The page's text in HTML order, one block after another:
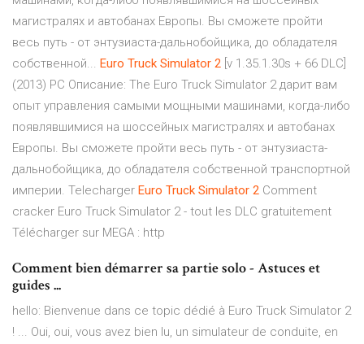
магистралях и автобанах Европы. Вы сможете пройти
весь путь - от энтузиаста-дальнобойщика, до обладателя
собственной... Euro Truck Simulator 2 [v 1.35.1.30s + 66 DLC]
(2013) PC Описание: The Euro Truck Simulator 2 дарит вам
опыт управления самыми мощными машинами, когда-либо
появлявшимися на шоссейных магистралях и автобанах
Европы. Вы сможете пройти весь путь - от энтузиаста-
дальнобойщика, до обладателя собственной транспортной
империи. Telecharger Euro Truck Simulator 2 Comment
cracker Euro Truck Simulator 2 - tout les DLC gratuitement
Télécharger sur MEGA : http
Comment bien démarrer sa partie solo - Astuces et
guides ...
hello: Bienvenue dans ce topic dédié à Euro Truck Simulator 2
! ... Oui, oui, vous avez bien lu, un simulateur de conduite, en